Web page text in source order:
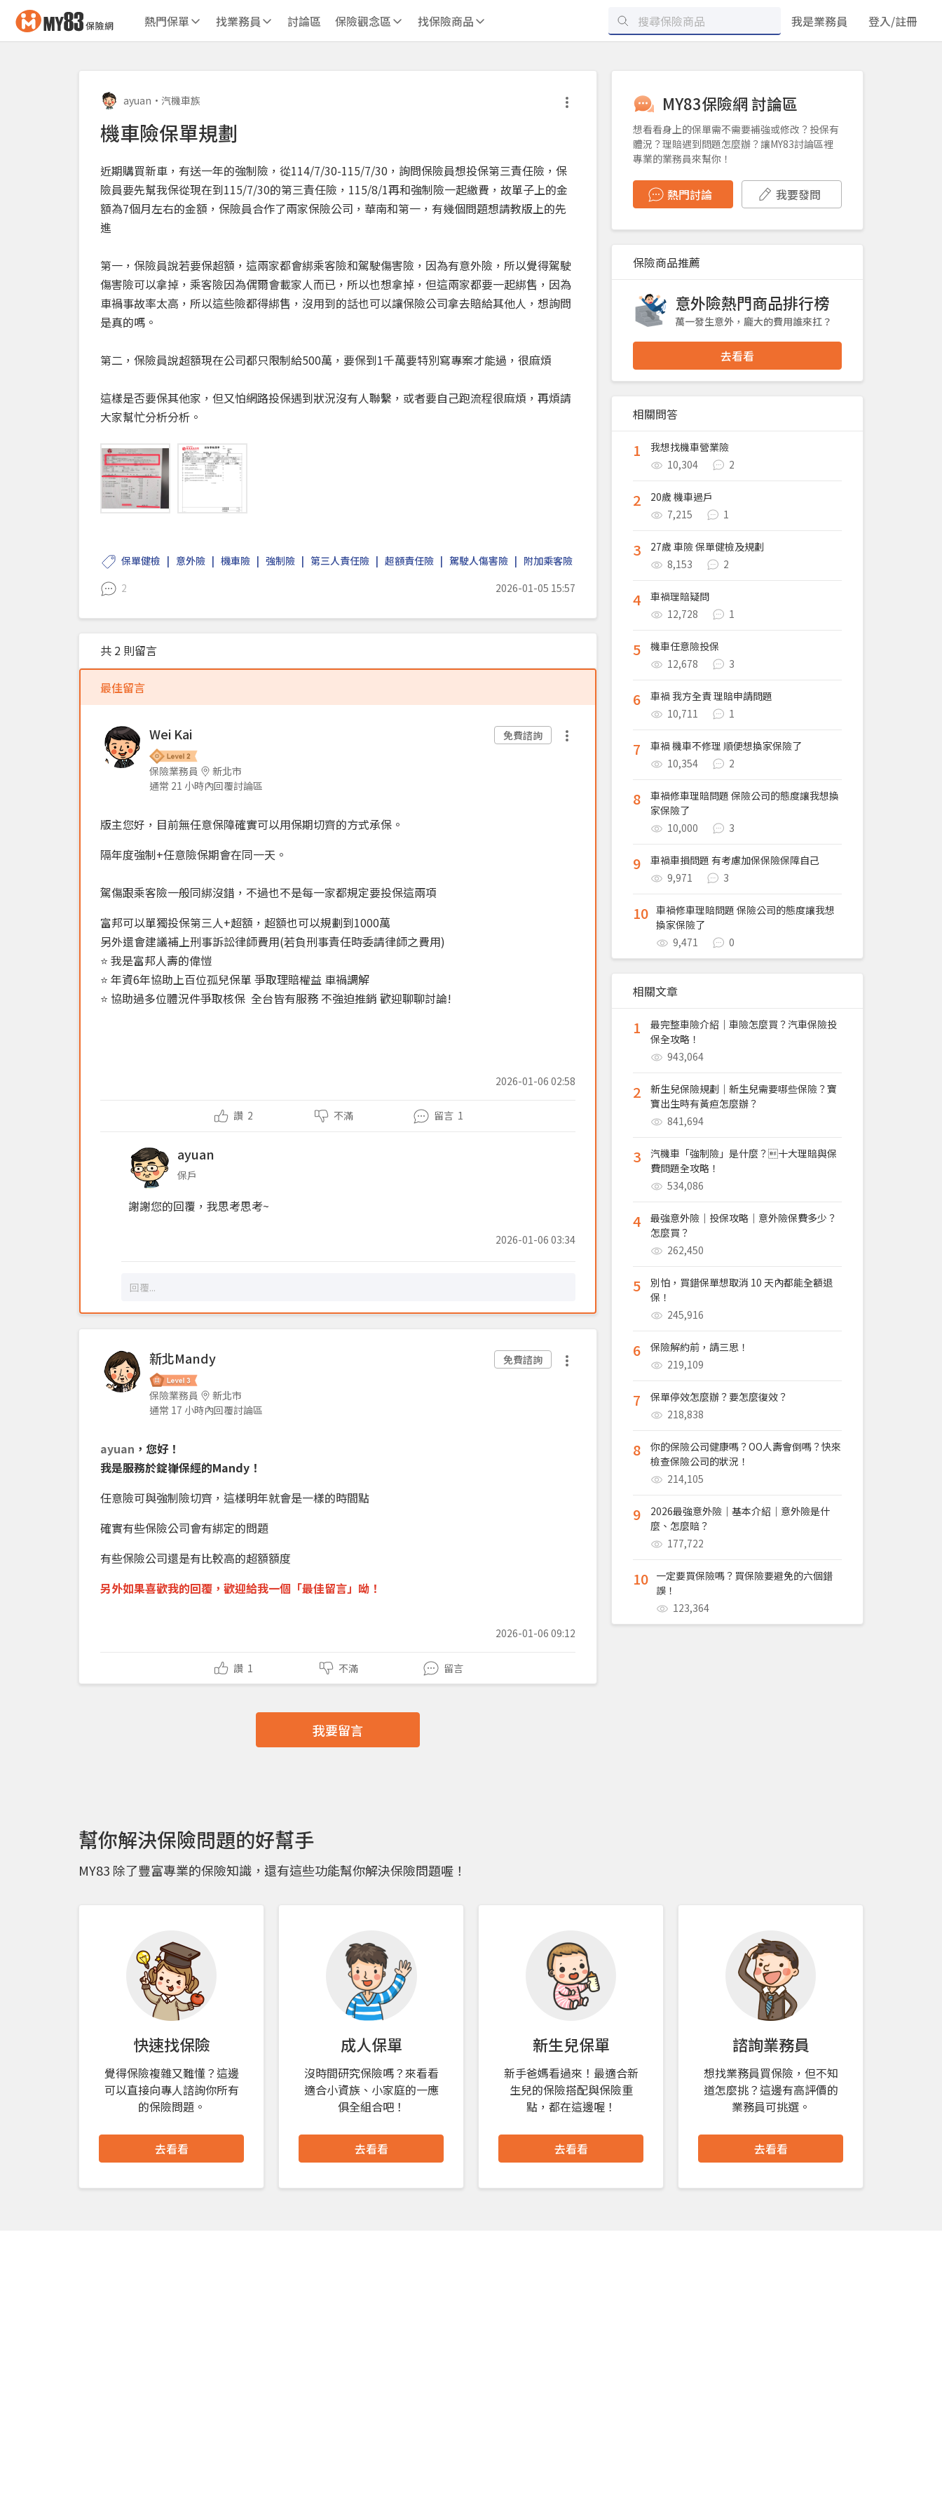
熱門保單 找業務員 討論區 保險觀念區 找保險商品 我是業務員 登入/註冊
ayuan • 汽機車族
機車險保單規劃
近期購買新車，有送一年的強制險，從114/7/30-115/7/30，詢問保險員想投保第三責任險，保
險員要先幫我保從現在到115/7/30的第三責任險，115/8/1再和強制險一起繳費，故單子上的金
額為7個月左右的金額，保險員合作了兩家保險公司，華南和第一，有幾個問題想請教版上的先
進
第一，保險員說若要保超額，這兩家都會綁乘客險和駕駛傷害險，因為有意外險，所以覺得駕駛
傷害險可以拿掉，乘客險因為偶爾會載家人而已，所以也想拿掉，但這兩家都要一起綁售，因為
車禍事故率太高，所以這些險都得綁售，沒用到的話也可以讓保險公司拿去賠給其他人，想詢問
是真的嗎。
第二，保險員說超額現在公司都只限制給500萬，要保到1千萬要特別寫專案才能過，很麻煩
這樣是否要保其他家，但又怕網路投保遇到狀況沒有人聯繫，或者要自己跑流程很麻煩，再煩請
大家幫忙分析分析。
保單健檢 意外險 機車險 強制險 第三人責任險 超額責任險 駕駛人傷害險
附加乘客險
2
2026-01-05 15:57
共 2 則留言
最佳留言
Wei Kai
保險業務員
新北市
通常 21 小時內回覆討論區
免費諮詢
版主您好，目前無任意保障確實可以用保期切齊的方式承保。
隔年度強制+任意險保期會在同一天。
駕傷跟乘客險一般同綁沒錯，不過也不是每一家都規定要投保這兩項
富邦可以單獨投保第三人+超額，超額也可以規劃到1000萬
另外還會建議補上刑事訴訟律師費用(若負刑事責任時委請律師之費用)
⭐ 我是富邦人壽的偉愷
⭐ 年資6年協助上百位孤兒保單 爭取理賠權益 車禍調解
⭐ 協助過多位體況件爭取核保 全台皆有服務 不強迫推銷 歡迎聊聊討論!
2026-01-06 02:58
讚 2 不滿 留言 1
ayuan
保戶
謝謝您的回覆，我思考思考~
2026-01-06 03:34
新北Mandy
保險業務員
新北市
通常 17 小時內回覆討論區
免費諮詢
ayuan ，您好！
我是服務於錠嵂保經的Mandy！
任意險可與強制險切齊，這樣明年就會是一樣的時間點
確實有些保險公司會有綁定的問題
有些保險公司還是有比較高的超額額度
另外如果喜歡我的回覆， 歡迎給我一個「最佳留言」呦！
2026-01-06 09:12
讚 1 不滿 留言
我要留言
MY83保險網 討論區
想看看身上的保單需不需要補強或修改？投保有
體況？理賠遇到問題怎麼辦？讓MY83討論區裡
專業的業務員來幫你！
熱門討論 我要發問
保險商品推薦
意外險熱門商品排行榜
萬一發生意外，龐大的費用誰來扛？
去看看
相關問答
1
我想找機車營業險
10,304
2
2
20歲 機車過戶
7,215
1
3
27歲 車險 保單健檢及規劃
8,153
2
4
車禍理賠疑問
12,728
1
5
機車任意險投保
12,678
3
6
車禍 我方全責 理賠申請問題
10,711
1
7
車禍 機車不修理 順便想換家保險了
10,354
2
8
車禍修車理賠問題 保險公司的態度讓我想換
家保險了
10,000
3
9
車禍車損問題 有考慮加保保險保障自己
9,971
3
10 車禍修車理賠問題 保險公司的態度讓我想
換家保險了
9,471
0
相關文章
1
最完整車險介紹｜車險怎麼買？汽車保險投
保全攻略！
943,064
2
新生兒保險規劃｜新生兒需要哪些保險？寶
寶出生時有黃疸怎麼辦？
841,694
3
汽機車「強制險」是什麼？十大理賠與保
費問題全攻略！
534,086
4
最強意外險｜投保攻略｜意外險保費多少？
怎麼買？
262,450
5
別怕，買錯保單想取消 10 天內都能全額退
保！
245,916
6
保險解約前，請三思！
219,109
7
保單停效怎麼辦？要怎麼復效？
218,838
8
你的保險公司健康嗎？OO人壽會倒嗎？快來
檢查保險公司的狀況！
214,105
9
2026最強意外險｜基本介紹｜意外險是什
麼、怎麼賠？
177,722
10 一定要買保險嗎？買保險要避免的六個錯
誤！
123,364
幫你解決保險問題的好幫手
MY83 除了豐富專業的保險知識，還有這些功能幫你解決保險問題喔！
快速找保險
覺得保險複雜又難懂？這邊
可以直接向專人諮詢你所有
的保險問題。
去看看
成人保單
沒時間研究保險嗎？來看看
適合小資族、小家庭的一應
俱全組合吧！
去看看
新生兒保單
新手爸媽看過來！最適合新
生兒的保險搭配與保險重
點，都在這邊喔！
去看看
諮詢業務員
想找業務員買保險，但不知
道怎麼挑？這邊有高評價的
業務員可挑選。
去看看